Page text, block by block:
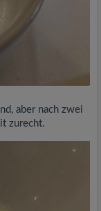
aber nach zwei
zurecht.